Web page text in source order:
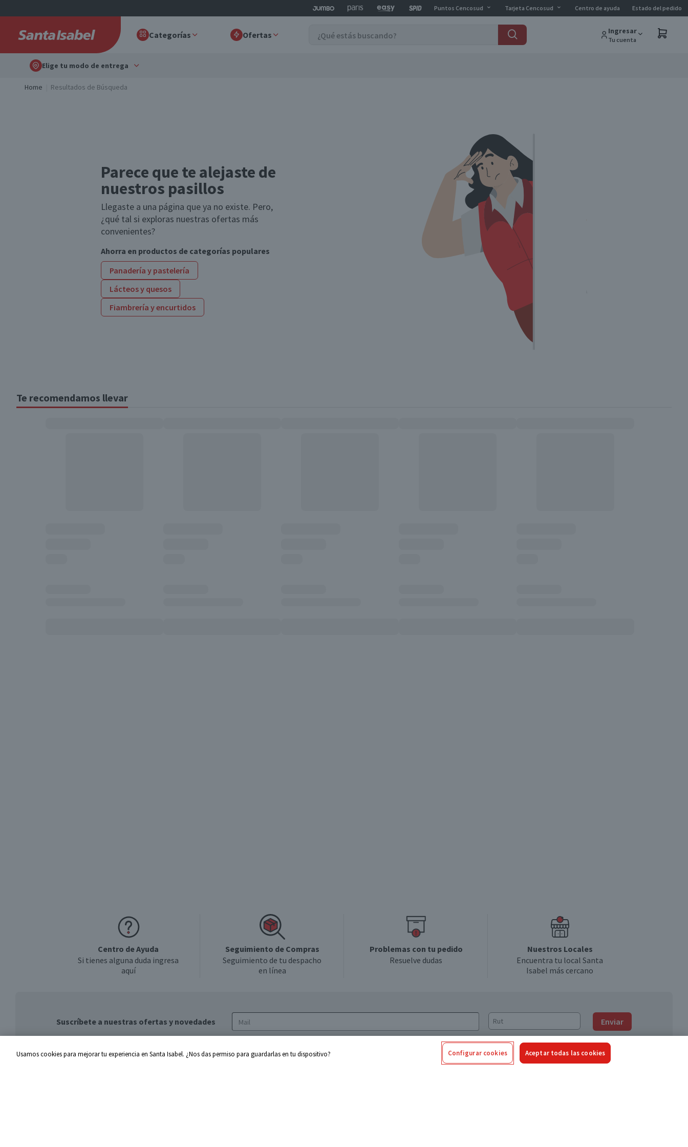
Puntos Cencosud Tarjeta Cencosud Centro de ayuda Estado del pedido
Categorías Ofertas Ingresar
Tu cuenta
Elige tu modo de entrega
Home Resultados de Búsqueda
Parece que te alejaste de
nuestros pasillos
Llegaste a una página que ya no existe. Pero,
¿qué tal si exploras nuestras ofertas más
convenientes?
Ahorra en productos de categorías populares
Panadería y pastelería
Lácteos y quesos
Fiambrería y encurtidos
Te recomendamos llevar
Centro de Ayuda
Si tienes alguna duda ingresa
aquí
Seguimiento de Compras
Seguimiento de tu despacho
en línea
Problemas con tu pedido
Resuelve dudas
Nuestros Locales
Encuentra tu local Santa
Isabel más cercano
Suscríbete a nuestras ofertas y novedades Enviar
de privacidad y de tratamiento de datos
Usamos cookies para mejorar tu experiencia en Santa Isabel. ¿Nos das permiso para guardarlas en tu dispositivo? Configurar cookies Aceptar todas las cookies